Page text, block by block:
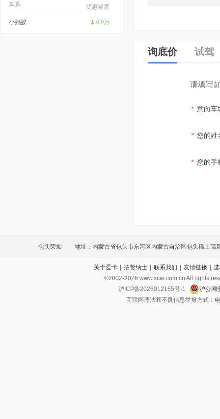
车系 优惠幅度
小蚂蚁 0.9万
询底价 试驾
请填写
* 意向车
* 您的姓
* 您的手
包头荣灿 地址：内蒙古省包头市东河区内蒙古自治区包头稀土高
开发区稀土路4号恒通汽车城第一排6号展厅
关于爱卡 | 招贤纳士 | 联系我们 | 友情链接 |
©2002-2026 www.xcar.com.cn All rights
沪ICP备2026012155号-1
沪公网
互联网违法和不良信息举报方式：